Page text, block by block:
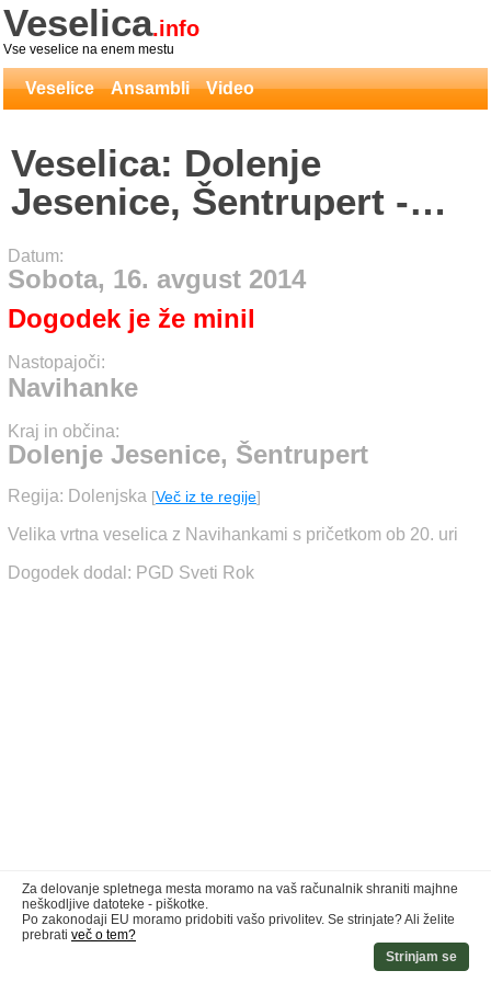
Veselica.info
Vse veselice na enem mestu
Veselice Ansambli Video
Veselica: Dolenje
Jesenice, Šentrupert -
Navihanke
Datum:
Sobota, 16. avgust 2014
Dogodek je že minil
Nastopajoči:
Navihanke
Kraj in občina:
Dolenje Jesenice, Šentrupert
Regija: Dolenjska [Več iz te regije]
Velika vrtna veselica z Navihankami s pričetkom ob 20. uri
Dogodek dodal: PGD Sveti Rok
Za delovanje spletnega mesta moramo na vaš računalnik shraniti majhne
neškodljive datoteke - piškotke.
Po zakonodaji EU moramo pridobiti vašo privolitev. Se strinjate? Ali želite
prebrati več o tem?
Strinjam se